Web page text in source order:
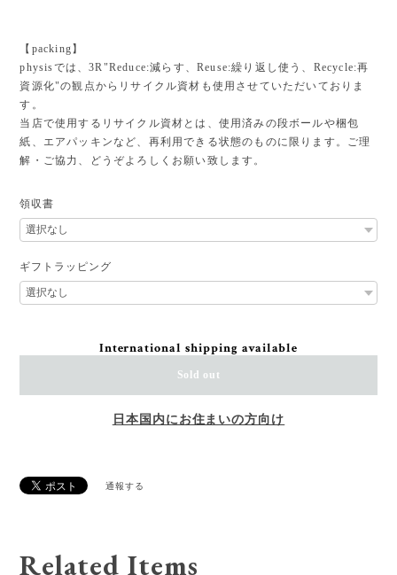
【packing】
physisでは、3R"Reduce:減らす、Reuse:繰り返し使う、Recycle:再
資源化"の観点からリサイクル資材も使用させていただいておりま
す。
当店で使用するリサイクル資材とは、使用済みの段ボールや梱包
紙、エアパッキンなど、再利用できる状態のものに限ります。ご理
解・ご協力、どうぞよろしくお願い致します。
領収書
ギフトラッピング
International shipping available
Sold out
日本国内にお住まいの方向け
通報する
Related Items